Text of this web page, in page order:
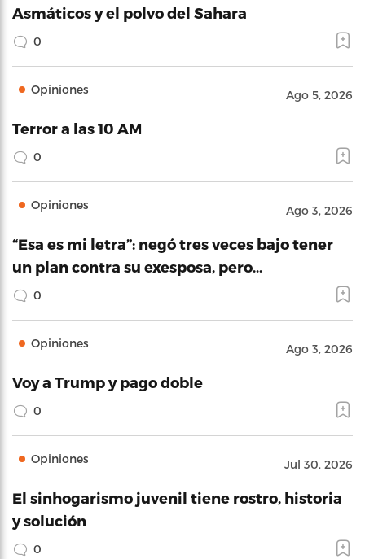
Asmáticos y el polvo del Sahara
0
Opiniones Ago 5, 2026
Terror a las 10 AM
0
Opiniones Ago 3, 2026
“Esa es mi letra”: negó tres veces bajo tener
un plan contra su exesposa, pero…
0
Opiniones Ago 3, 2026
Voy a Trump y pago doble
0
Opiniones Jul 30, 2026
El sinhogarismo juvenil tiene rostro, historia
y solución
0